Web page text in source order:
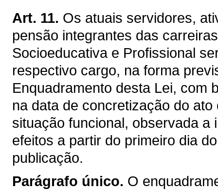
Art. 11. Os atuais servidores,
pensão integrantes das
Socioeducativa e Profissional
respectivo cargo, na forma
Enquadramento desta Lei, com
na data de concretização do
situação funcional, observada a
efeitos a partir do primeiro dia
publicação.
Parágrafo único. O